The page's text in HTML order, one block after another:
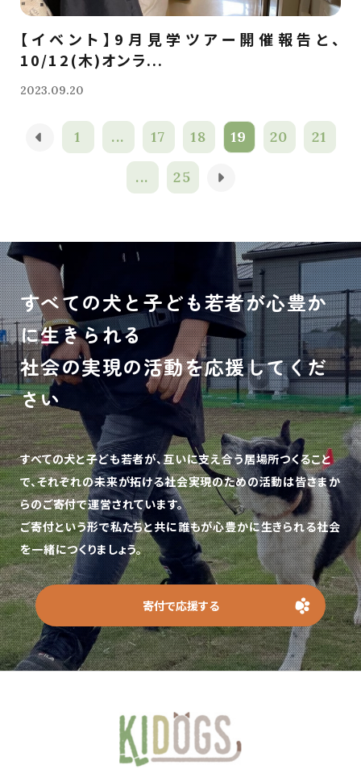
【イベント】9月見学ツアー開催報告と、
10/12(木)オンラ...
2023.09.20
1 ... 17 18 19 20 21
... 25
すべての犬と子ども若者が心豊か
に生きられる
社会の実現の活動を応援してくだ
さい
すべての犬と子ども若者が、互いに支え合う居場所つくること
で、それぞれの未来が拓ける社会実現のための活動は皆さまか
らのご寄付で運営されています。
ご寄付という形で私たちと共に誰もが心豊かに生きられる社会
を一緒につくりましょう。
寄付で応援する